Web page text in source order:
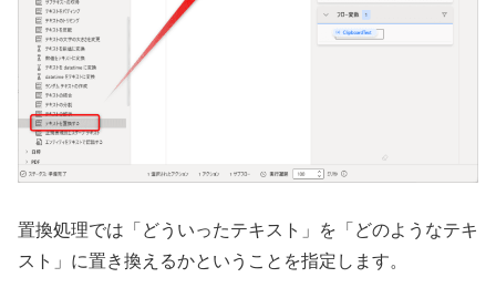
置換処理では「どういったテキスト」を「どのようなテキ
スト」に置き換えるかということを指定します。